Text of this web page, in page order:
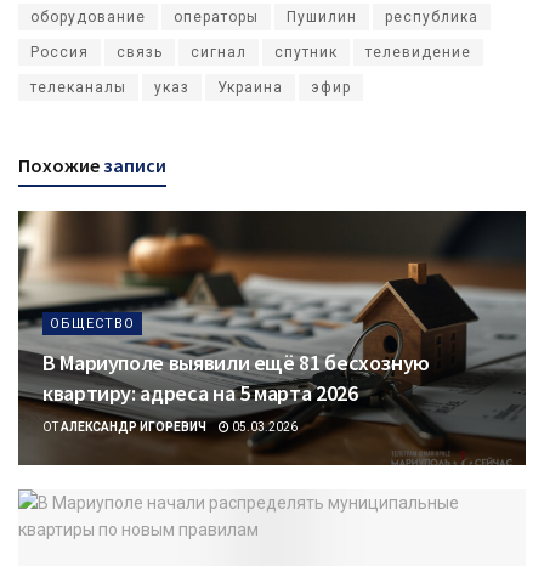
оборудование операторы Пушилин республика
Россия связь сигнал спутник телевидение
телеканалы указ Украина эфир
Похожие записи
ОБЩЕСТВО
В Мариуполе выявили ещё 81 бесхозную
квартиру: адреса на 5 марта 2026
ОТ АЛЕКСАНДР ИГОРЕВИЧ 05.03.2026